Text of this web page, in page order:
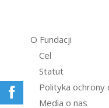
O Fundacji
Cel
Statut
Polityka ochrony
Media o nas